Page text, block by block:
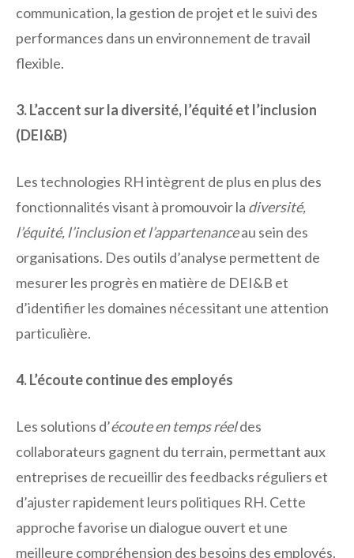
communication, la gestion de projet et le suivi des
performances dans un environnement de travail
flexible.
3. L’accent sur la diversité, l’équité et l’inclusion
(DEI&B)
Les technologies RH intègrent de plus en plus des
fonctionnalités visant à promouvoir la diversité,
l’équité, l’inclusion et l’appartenanceau sein des
organisations. Des outils d’analyse permettent de
mesurer les progrès en matière de DEI&B et
d’identifier les domaines nécessitant une attention
particulière.
4. L’écoute continue des employés
Les solutions d’écoute en temps réeldes
collaborateurs gagnent du terrain, permettant aux
entreprises de recueillir des feedbacks réguliers et
d’ajuster rapidement leurs politiques RH. Cette
approche favorise un dialogue ouvert et une
meilleure compréhension des besoins des employés.